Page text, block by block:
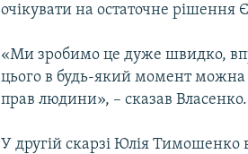
очікувати на остаточне рішення
«Ми зробимо це дуже швидко,
цього в будь-який момент можна
прав людини», – сказав Власенко.
У другій скарзі Юлія Тимошенко